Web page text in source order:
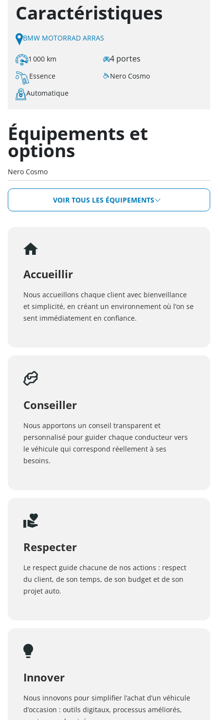
Caractéristiques
BMW MOTORRAD ARRAS
1 000 km 4 portes
Essence
Nero Cosmo
Automatique
Équipements et
options
Nero Cosmo
VOIR TOUS LES ÉQUIPEMENTS
Accueillir
Nous accueillons chaque client avec bienveillance
et simplicité, en créant un environnement où l’on se
sent immédiatement en confiance.
Conseiller
Nous apportons un conseil transparent et
personnalisé pour guider chaque conducteur vers
le véhicule qui correspond réellement à ses
besoins.
Respecter
Le respect guide chacune de nos actions : respect
du client, de son temps, de son budget et de son
projet auto.
Innover
Nous innovons pour simplifier l’achat d’un véhicule
d’occasion : outils digitaux, processus améliorés,